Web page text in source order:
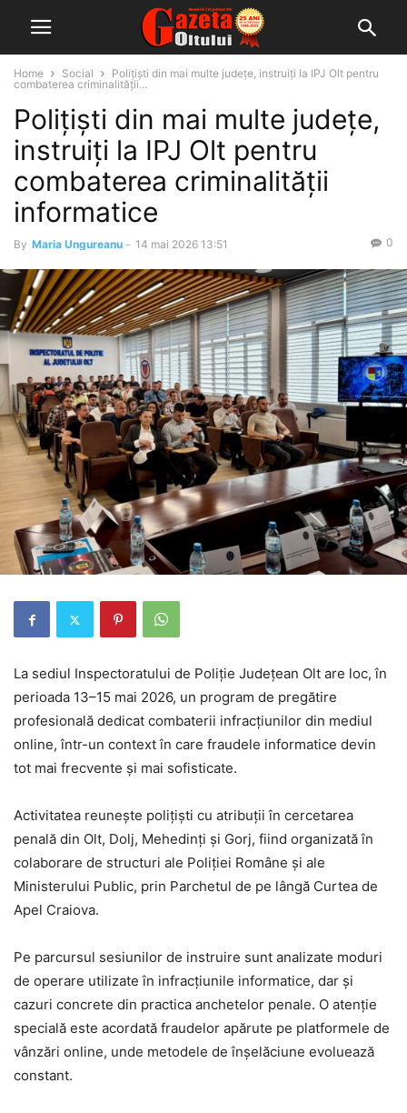
Home Social
Polițiști din mai multe județe, instruiți la IPJ Olt pentru
combaterea criminalității...
Polițiști din mai multe județe,
instruiți la IPJ Olt pentru
combaterea criminalității
informatice
By Maria Ungureanu - 14 mai 2026 13:51 0
La sediul Inspectoratului de Poliție Județean Olt are loc, în
perioada 13–15 mai 2026, un program de pregătire
profesională dedicat combaterii infracțiunilor din mediul
online, într-un context în care fraudele informatice devin
tot mai frecvente și mai sofisticate.
Activitatea reunește polițiști cu atribuții în cercetarea
penală din Olt, Dolj, Mehedinți și Gorj, fiind organizată în
colaborare de structuri ale Poliției Române și ale
Ministerului Public, prin Parchetul de pe lângă Curtea de
Apel Craiova.
Pe parcursul sesiunilor de instruire sunt analizate moduri
de operare utilizate în infracțiunile informatice, dar și
cazuri concrete din practica anchetelor penale. O atenție
specială este acordată fraudelor apărute pe platformele de
vânzări online, unde metodele de înșelăciune evoluează
constant.